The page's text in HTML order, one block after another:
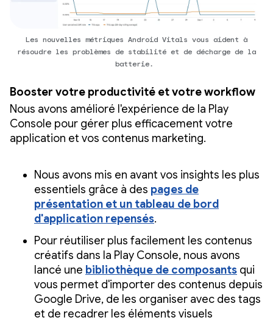
Les nouvelles métriques Android Vitals vous aident à
résoudre les problèmes de stabilité et de décharge de la
batterie.
Booster votre productivité et votre workflow
Nous avons amélioré l'expérience de la Play
Console pour gérer plus efficacement votre
application et vos contenus marketing.
Nous avons mis en avant vos insights les plus
essentiels grâce à des pages de
présentation et un tableau de bord
d'application repensés.
Pour réutiliser plus facilement les contenus
créatifs dans la Play Console, nous avons
lancé une bibliothèque de composants qui
vous permet d'importer des contenus depuis
Google Drive, de les organiser avec des tags
et de recadrer les éléments visuels